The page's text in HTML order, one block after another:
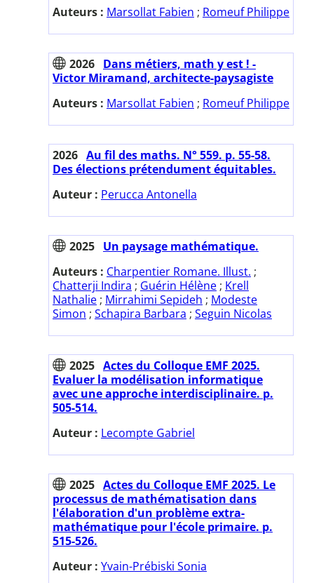
Auteurs : Marsollat Fabien ; Romeuf Philippe
2026 Dans métiers, math y est ! -
Victor Miramand, architecte-paysagiste
Auteurs : Marsollat Fabien ; Romeuf Philippe
2026 Au fil des maths. N° 559. p. 55-58.
Des élections prétendument équitables.
Auteur : Perucca Antonella
2025 Un paysage mathématique.
Auteurs : Charpentier Romane. Illust. ;
Chatterji Indira ; Guérin Hélène ; Krell
Nathalie ; Mirrahimi Sepideh ; Modeste
Simon ; Schapira Barbara ; Seguin Nicolas
2025 Actes du Colloque EMF 2025.
Evaluer la modélisation informatique
avec une approche interdisciplinaire. p.
505-514.
Auteur : Lecompte Gabriel
2025 Actes du Colloque EMF 2025. Le
processus de mathématisation dans
l'élaboration d'un problème extra-
mathématique pour l'école primaire. p.
515-526.
Auteur : Yvain-Prébiski Sonia